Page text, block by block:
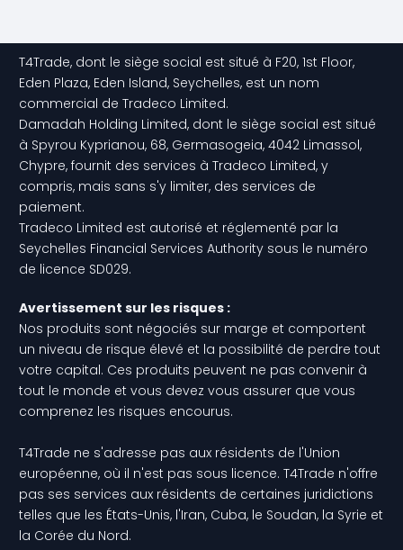
T4Trade, dont le siège social est situé à F20, 1st Floor,
Eden Plaza, Eden Island, Seychelles, est un nom
commercial de Tradeco Limited.
Damadah Holding Limited, dont le siège social est situé
à Spyrou Kyprianou, 68, Germasogeia, 4042 Limassol,
Chypre, fournit des services à Tradeco Limited, y
compris, mais sans s'y limiter, des services de
paiement.
Tradeco Limited est autorisé et réglementé par la
Seychelles Financial Services Authority sous le numéro
de licence SD029.
Avertissement sur les risques :
Nos produits sont négociés sur marge et comportent
un niveau de risque élevé et la possibilité de perdre tout
votre capital. Ces produits peuvent ne pas convenir à
tout le monde et vous devez vous assurer que vous
comprenez les risques encourus.
T4Trade ne s'adresse pas aux résidents de l'Union
européenne, où il n'est pas sous licence. T4Trade n'offre
pas ses services aux résidents de certaines juridictions
telles que les États-Unis, l'Iran, Cuba, le Soudan, la Syrie et
la Corée du Nord.